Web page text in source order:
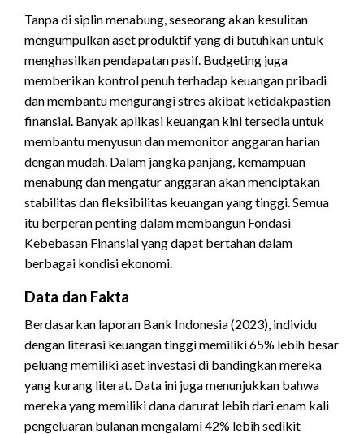
Tanpa di siplin menabung, seseorang akan kesulitan
mengumpulkan aset produktif yang di butuhkan untuk
menghasilkan pendapatan pasif. Budgeting juga
memberikan kontrol penuh terhadap keuangan pribadi
dan membantu mengurangi stres akibat ketidakpastian
finansial. Banyak aplikasi keuangan kini tersedia untuk
membantu menyusun dan memonitor anggaran harian
dengan mudah. Dalam jangka panjang, kemampuan
menabung dan mengatur anggaran akan menciptakan
stabilitas dan fleksibilitas keuangan yang tinggi. Semua
itu berperan penting dalam membangun Fondasi
Kebebasan Finansial yang dapat bertahan dalam
berbagai kondisi ekonomi.
Data dan Fakta
Berdasarkan laporan Bank Indonesia (2023), individu
dengan literasi keuangan tinggi memiliki 65% lebih besar
peluang memiliki aset investasi di bandingkan mereka
yang kurang literat. Data ini juga menunjukkan bahwa
mereka yang memiliki dana darurat lebih dari enam kali
pengeluaran bulanan mengalami 42% lebih sedikit